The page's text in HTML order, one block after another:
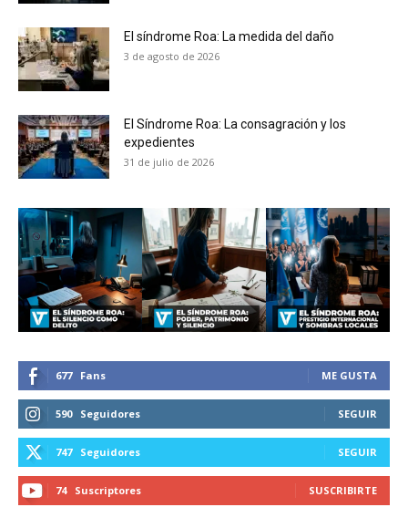
electrónico.
Subscribe to our daily clipping and
El síndrome Roa: La medida del daño
3 de agosto de 2026
El Síndrome Roa: La consagración y los
expedientes
31 de julio de 2026
677 Fans ME GUSTA
590 Seguidores SEGUIR
747 Seguidores SEGUIR
74 Suscriptores SUSCRIBIRTE